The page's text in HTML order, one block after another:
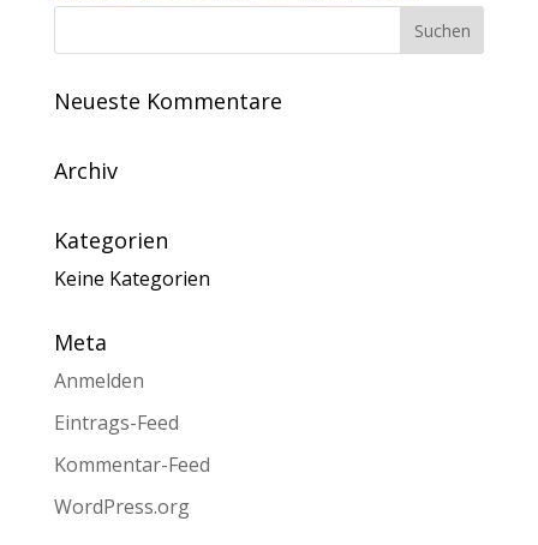
Neueste Kommentare
Archiv
Kategorien
Keine Kategorien
Meta
Anmelden
Eintrags-Feed
Kommentar-Feed
WordPress.org